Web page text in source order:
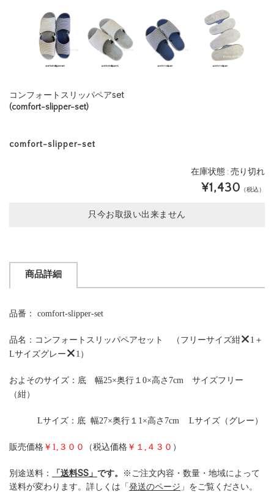
コンフォートスリッパペアset
(comfort-slipper-set)
comfort-slipper-set
在庫状態 : 売り切れ
¥1,430 （税込）
只今お取扱い出来ません
商品詳細
品番： comfort-slipper-set
品名：コンフォートスリッパペアセット （フリーサイズ紺
1＋
Lサイズグレー
1）
およそのサイズ：底 幅25×奥行１0×高さ7cm サイズフリー
（紺）
Lサイズ：底 幅27×奥行１1×高さ7cm Lサイズ（グレー）
販売価格 ￥1,３００ （税込価格 ￥１,４３０ ）
別途送料： 「送料SS」 です。
※ご注文内容・数量・地域によって
送料が変わります。詳しくは「発送のページ 」をご覧ください。